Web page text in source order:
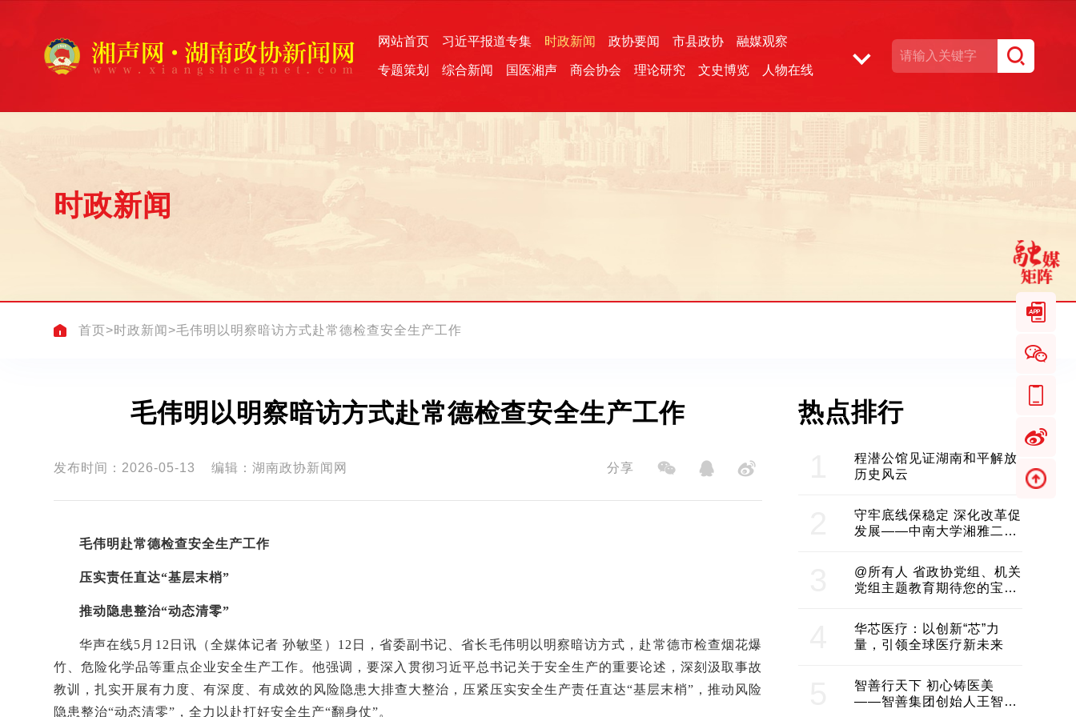
网站首页 习近平报道专集 时政新闻 政协要闻 市县政协 融媒观察
专题策划 综合新闻 国医湘声 商会协会 理论研究 文史博览 人物在线
时政新闻
首页>时政新闻 >毛伟明以明察暗访方式赴常德检查安全生产工作
毛伟明以明察暗访方式赴常德检查安全生产工作
发布时间：2026-05-13 编辑：湖南政协新闻网 分享
毛伟明赴常德检查安全生产工作
压实责任直达“基层末梢”
推动隐患整治“动态清零”
华声在线5 月 12 日讯 （全媒体记者 孙敏坚） 12 日 ，省委副书记、省长毛伟明 以明察暗访方式 ，赴常德市检查烟花爆
竹、危险化学品等重点企业安全生产工作。他强调，要深入贯彻习近平总书记关于安全生产的重要论述 ，深刻汲取事故
教训，扎实开展有力度、有深度、有成效的风险隐患大排查大整治，压紧压实安全生产责任直达“基层末梢”，推动风险
隐患整治“动态清零” ， 全力以赴打好安全生产“翻身仗”。
热点排行
程潜公馆见证湖南和平解放
历史风云
守牢底线保稳定 深化改革促
发展——中南大学湘雅二医
@所有人 省政协党组、机关
党组主题教育期待您的宝贵
华芯医疗：以创新“芯”力
量，引领全球医疗新未来
智善行天下 初心铸医美
——智善集团创始人王智带